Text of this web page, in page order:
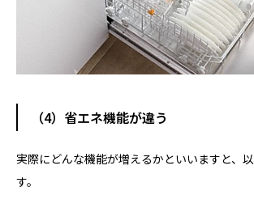
（4）省エネ機能が違う
実際にどんな機能が増えるかといいますと、
す。